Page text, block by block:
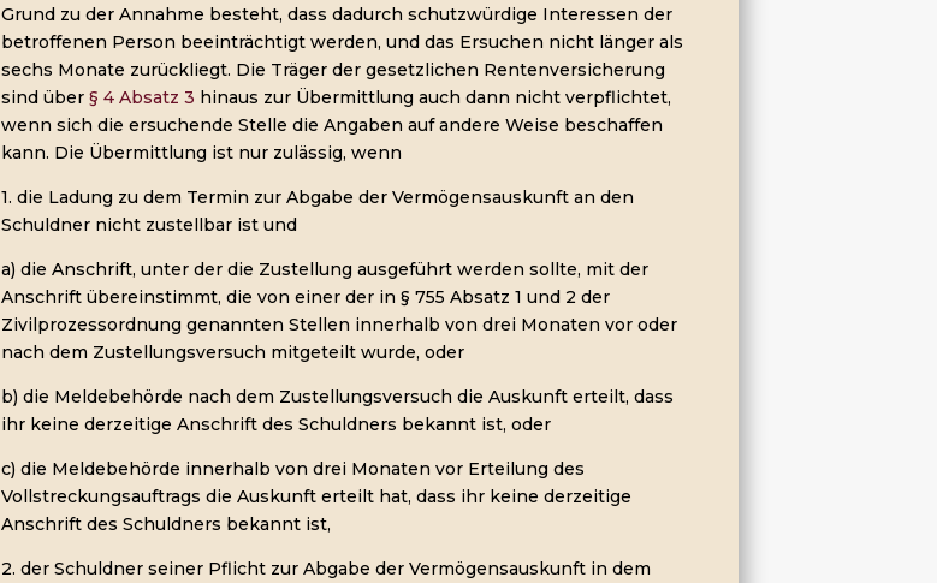
Grund zu der Annahme besteht, dass dadurch schutzwürdige Interessen der
betroffenen Person beeinträchtigt werden, und das Ersuchen nicht länger als
sechs Monate zurückliegt. Die Träger der gesetzlichen Rentenversicherung
sind über § 4 Absatz 3 hinaus zur Übermittlung auch dann nicht verpflichtet,
wenn sich die ersuchende Stelle die Angaben auf andere Weise beschaffen
kann. Die Übermittlung ist nur zulässig, wenn
1. die Ladung zu dem Termin zur Abgabe der Vermögensauskunft an den
Schuldner nicht zustellbar ist und
a) die Anschrift, unter der die Zustellung ausgeführt werden sollte, mit der
Anschrift übereinstimmt, die von einer der in § 755 Absatz 1 und 2 der
Zivilprozessordnung genannten Stellen innerhalb von drei Monaten vor oder
nach dem Zustellungsversuch mitgeteilt wurde, oder
b) die Meldebehörde nach dem Zustellungsversuch die Auskunft erteilt, dass
ihr keine derzeitige Anschrift des Schuldners bekannt ist, oder
c) die Meldebehörde innerhalb von drei Monaten vor Erteilung des
Vollstreckungsauftrags die Auskunft erteilt hat, dass ihr keine derzeitige
Anschrift des Schuldners bekannt ist,
2. der Schuldner seiner Pflicht zur Abgabe der Vermögensauskunft in dem